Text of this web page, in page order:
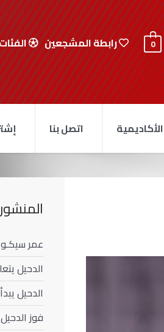
0 رابطة المشجعين
الأكاديمية اتصل بنا
عمر
الدحيل
الدحيل
فوز